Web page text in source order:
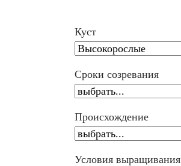
Куст
Сроки созревания
Происхождение
Условия выращивания